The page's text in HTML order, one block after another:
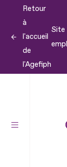
contenu
Retour
à
l'accueil
de
l'Agefiph
Site